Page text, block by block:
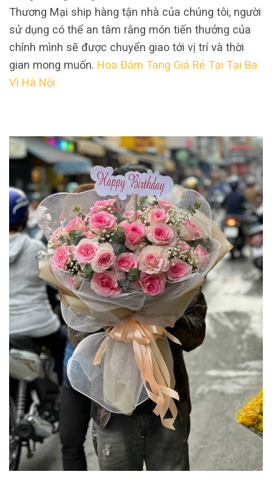
Thương Mại ship hàng tận nhà của chúng tôi, người
sử dụng có thể an tâm rằng món tiến thưởng của
chính mình sẽ được chuyển giao tới vị trí và thời
gian mong muốn. Hoa Đám Tang Giá Rẻ Tại Tại Ba
Vì Hà Nội